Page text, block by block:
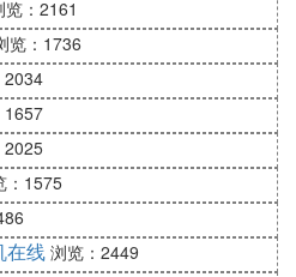
的平均独立访客大约是1.2
约是1.1亿。
吉屋网提出了“连接+服
接客户、房产经纪人、新
的电商平台来撮合房产买卖
潘国栋认为：经纪人决定
览：2161
览：1736
2034
1657
2025
：1575
在线 浏览：2449